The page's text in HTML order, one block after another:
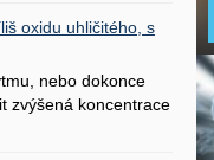
oxidu uhličitého, s
nebo dokonce
zvýšená koncentrace